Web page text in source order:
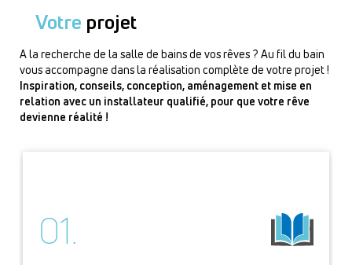
Votre projet
A la recherche de la salle de bains de vos rêves ? Au fil du bain
vous accompagne dans la réalisation complète de votre projet !
Inspiration, conseils, conception, aménagement et mise en
relation avec un installateur qualifié, pour que votre rêve
devienne réalité !
01.